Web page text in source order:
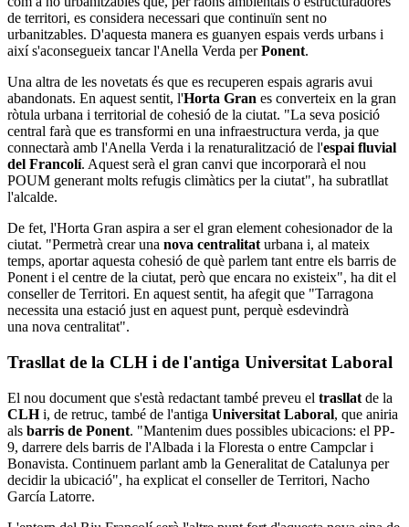
de territori, es considera necessari que continuïn sent no
urbanitzables. D'aquesta manera es guanyen espais verds urbans i
així s'aconsegueix tancar l'Anella Verda perPonent.
Una altra de les novetats és que es recuperen espais agraris avui
abandonats. En aquest sentit, l'Horta Gran es converteix en la gran
ròtula urbana i territorial de cohesió de la ciutat. "La seva posició
central farà que es transformi en una infraestructura verda, ja que
connectarà amb l'Anella Verda i la renaturalització de l'espai fluvial
del Francolí. Aquest serà el gran canvi que incorporarà el nou
POUM generant molts refugis climàtics per la ciutat", ha subratllat
l'alcalde.
De fet, l'Horta Gran aspira a ser el gran element cohesionador de la
ciutat. "Permetrà crear una nova centralitat urbana i, al mateix
temps, aportar aquesta cohesió de què parlem tant entre els barris de
Ponent i el centre de la ciutat, però que encara no existeix", ha dit el
conseller de Territori. En aquest sentit, ha afegit que "Tarragona
necessita una estació just en aquest punt, perquè esdevindrà
una nova centralitat".
Trasllat de la CLH i de l'antiga Universitat Laboral
El nou document que s'està redactant també preveu el trasllat de la
CLHi, de retruc, també de l'antiga Universitat Laboral, que aniria
als barris de Ponent. "Mantenim dues possibles ubicacions: el PP-
9, darrere dels barris de l'Albada i la Floresta o entre Campclar i
Bonavista. Continuem parlant amb la Generalitat de Catalunya per
decidir la ubicació", ha explicat el conseller de Territori, Nacho
García Latorre.